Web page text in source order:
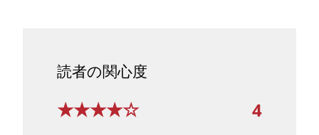
読者の関心度
★★★★☆ 4